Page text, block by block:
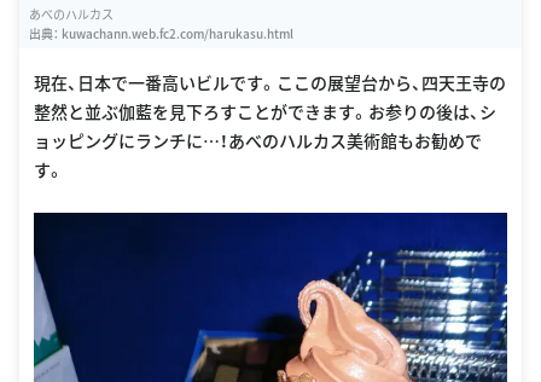
あべのハルカス
出典： kuwachann.web.fc2.com/harukasu.html
現在、日本で一番高いビルです。ここの展望台から、四天王寺の
整然と並ぶ伽藍を見下ろすことができます。お参りの後は、シ
ョッピングにランチに…！あべのハルカス美術館もお勧めで
す。